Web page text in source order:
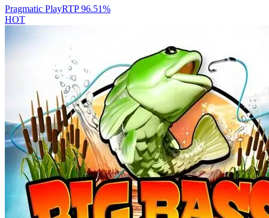
Pragmatic PlayRTP96.51%
HOT